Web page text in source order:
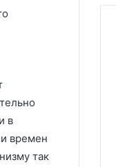
в
времен
так